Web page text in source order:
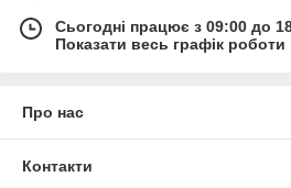
Сьогодні працює з 09:00 до
Показати весь графік роботи
Про нас
Контакти